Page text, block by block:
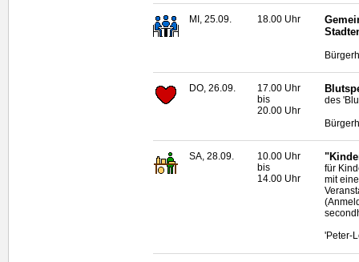
MI, 25.09. 18.00 Uhr
DO, 26.09.
17.00 Uhr
bis
20.00 Uhr
des
SA, 28.09.
10.00 Uhr
bis
14.00 Uhr
für
mit
'Peter-